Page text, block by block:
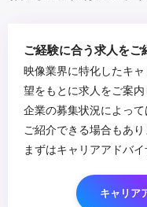
ご経験に合う求人をご
映像業界に特化したキ
望をもとに求人をご案内
企業の募集状況によっ
ご紹介できる場合もあり
まずはキャリアアドバイ
キャリア